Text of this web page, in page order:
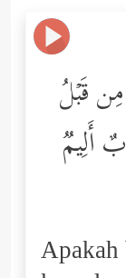
مِن قَبۡلُ
أَلِیمࣱ